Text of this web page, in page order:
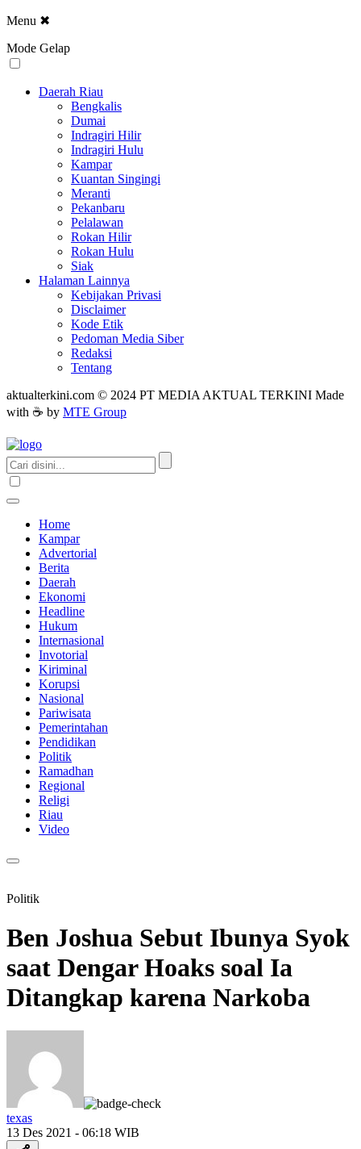
Menu ✖
Mode Gelap
Daerah Riau
Bengkalis
Dumai
Indragiri Hilir
Indragiri Hulu
Kampar
Kuantan Singingi
Meranti
Pekanbaru
Pelalawan
Rokan Hilir
Rokan Hulu
Siak
Halaman Lainnya
Kebijakan Privasi
Disclaimer
Kode Etik
Pedoman Media Siber
Redaksi
Tentang
aktualterkini.com © 2024 PT MEDIA AKTUAL TERKINI Made
with ☕ by MTE Group
Home
Kampar
Advertorial
Berita
Daerah
Ekonomi
Headline
Hukum
Internasional
Invotorial
Kiriminal
Korupsi
Nasional
Pariwisata
Pemerintahan
Pendidikan
Politik
Ramadhan
Regional
Religi
Riau
Video
Politik
Ben Joshua Sebut Ibunya Syok
saat Dengar Hoaks soal Ia
Ditangkap karena Narkoba
texas
13 Des 2021 - 06:18 WIB